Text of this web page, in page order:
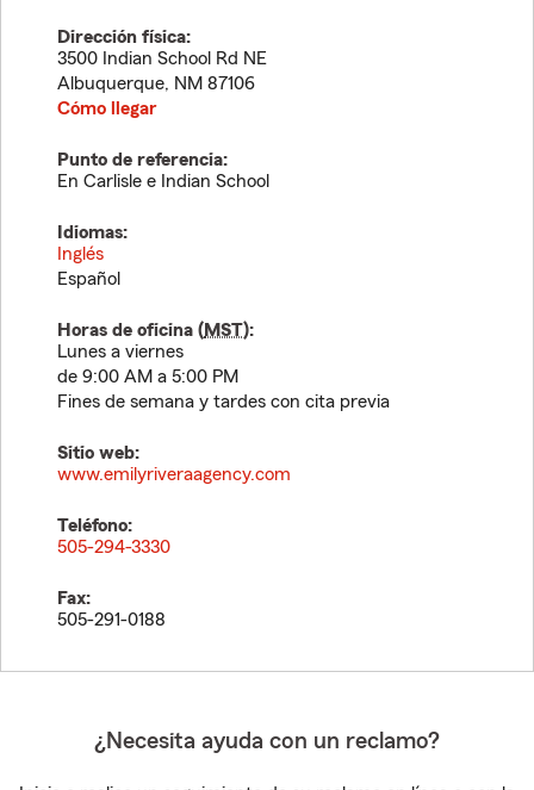
Dirección física:
3500 Indian School Rd NE
Albuquerque, NM 87106
Cómo llegar
Punto de referencia:
En Carlisle e Indian School
Idiomas:
Inglés
Español
Horas de oficina (MST):
Lunes a viernes
de 9:00 AM a 5:00 PM
Fines de semana y tardes con cita previa
Sitio web:
www.emilyriveraagency.com
Teléfono:
505-294-3330
Fax:
505-291-0188
¿Necesita ayuda con un reclamo?